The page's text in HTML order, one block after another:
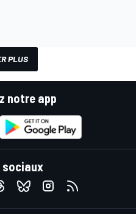
PLUS
notre app
sociaux